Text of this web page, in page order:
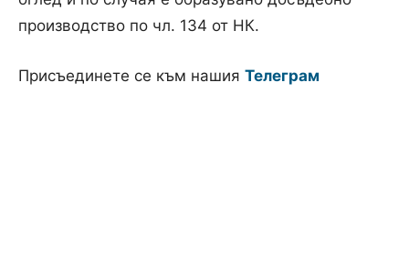
производство по чл. 134 от НК.
Присъединете се към нашия Телеграм